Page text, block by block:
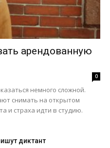
арендованную
0
немного сложной.
снимать на открытом
и страха идти в студию.
диктант